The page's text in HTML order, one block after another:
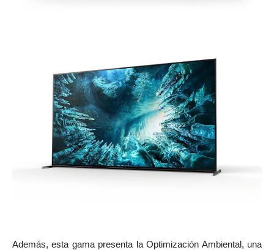
Además, esta gama presenta la Optimización Ambiental, una